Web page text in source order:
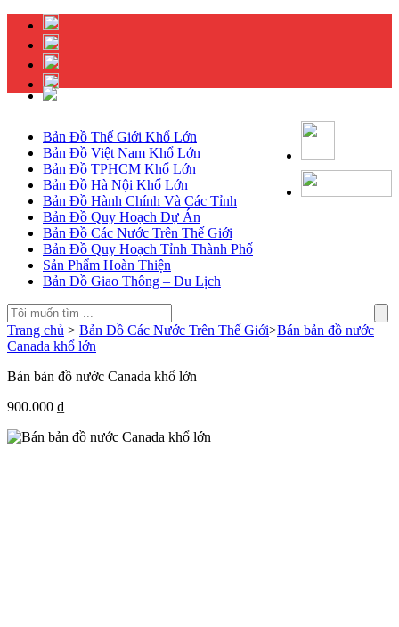
Bản Đồ Thế Giới Khổ Lớn
Bản Đồ Việt Nam Khổ Lớn
Bản Đồ TPHCM Khổ Lớn
Bản Đồ Hà Nội Khổ Lớn
Bản Đồ Hành Chính Và Các Tỉnh
Bản Đồ Quy Hoạch Dự Án
Bản Đồ Các Nước Trên Thế Giới
Bản Đồ Quy Hoạch Tỉnh Thành Phố
Sản Phẩm Hoàn Thiện
Bản Đồ Giao Thông – Du Lịch
Trang chủ > Bản Đồ Các Nước Trên Thế Giới>Bán bản đồ nước
Canada khổ lớn
Bán bản đồ nước Canada khổ lớn
900.000 ₫